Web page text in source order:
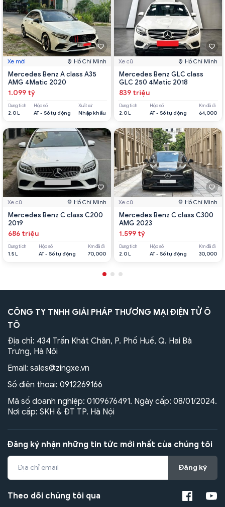
Xe mới Hồ Chí Minh
Mercedes Benz A class A35
AMG 4Matic 2020
1.099 tỷ
Dung tích
2.0 L
Hộp số
AT - Số tự động
Xuất xứ
Nhập khẩu
Xe cũ Hồ Chí Minh
Mercedes Benz C class C200
2019
686 triệu
Dung tích
1.5 L
Hộp số
AT - Số tự động
Km đã đi
70,000
Xe cũ Hồ Chí Minh
Mercedes Benz GLC class
GLC 250 4Matic 2018
839 triệu
Dung tích
2.0 L
Hộp số
AT - Số tự động
Km đã đi
64,000
Xe cũ Hồ Chí Minh
Mercedes Benz C class C300
AMG 2023
1.599 tỷ
Dung tích
2.0 L
Hộp số
AT - Số tự động
Km đã đi
30,000
CÔNG TY TNHH GIẢI PHÁP THƯƠNG MẠI ĐIỆN TỬ Ô
TÔ
Địa chỉ: 434 Trần Khát Chân, P. Phố Huế, Q. Hai Bà
Trưng, Hà Nội
Email: sales@zingxe.vn
Số điện thoại: 0912269166
Mã số doanh nghiệp: 0109676491. Ngày cấp: 08/01/2024.
Nơi cấp: SKH & ĐT TP. Hà Nội
Đăng ký nhận những tin tức mới nhất của chúng tôi
Đăng ký
Theo dõi chúng tôi qua